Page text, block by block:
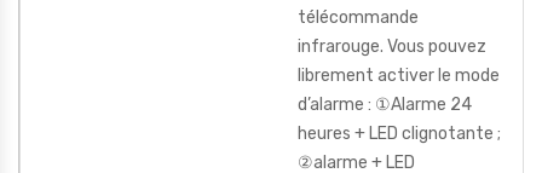
télécommande
infrarouge. Vous pouvez
librement activer le mode
d’alarme : ①Alarme 24
heures + LED clignotante ;
②alarme + LED